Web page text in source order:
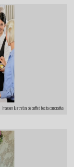
Imagem ilustrativa de buffet festa corporativa